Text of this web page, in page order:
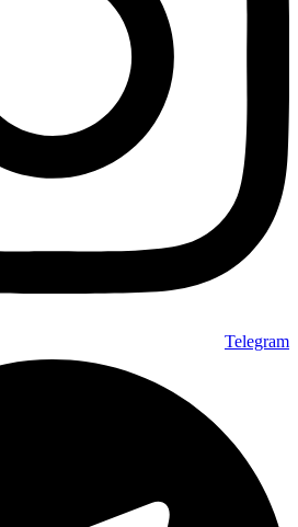
Telegram